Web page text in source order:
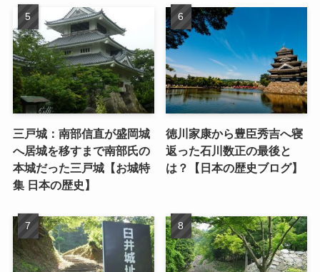
三戸城：南部信直が盛岡城
へ居城を移すまで南部氏の
本城だった三戸城【お城特
集 日本の歴史】
徳川家康から豊臣秀吉へ寝
返った石川数正の最後と
は？【日本の歴史ブログ】